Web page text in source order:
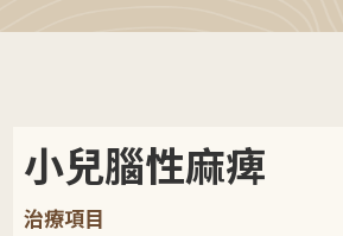
小兒腦性麻痺
治療項目